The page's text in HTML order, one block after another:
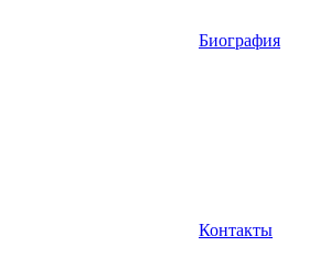
Биография
Контакты